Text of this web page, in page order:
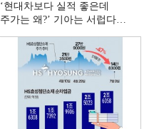
‘현대차보다 실적 좋은데
주가는 왜?ʼ 기아는 서럽다